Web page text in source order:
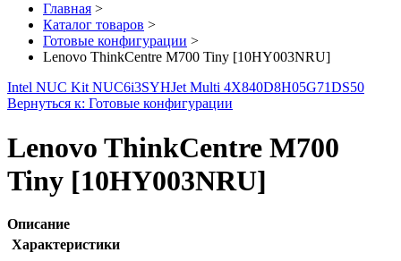
Главная >
Каталог товаров >
Готовые конфигурации >
Lenovo ThinkCentre M700 Tiny [10HY003NRU]
Intel NUC Kit NUC6i3SYHJet Multi 4X840D8H05G71DS50
Вернуться к: Готовые конфигурации
Lenovo ThinkCentre M700
Tiny [10HY003NRU]
Описание
Характеристики